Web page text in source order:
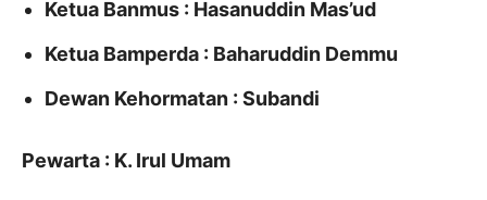
Ketua Banmus : Hasanuddin Mas’ud
Ketua Bamperda : Baharuddin Demmu
Dewan Kehormatan : Subandi
Pewarta : K. Irul Umam